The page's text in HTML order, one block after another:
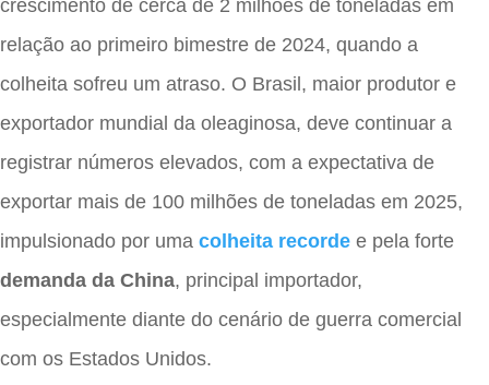
crescimento de cerca de 2 milhões de toneladas em
relação ao primeiro bimestre de 2024, quando a
colheita sofreu um atraso. O Brasil, maior produtor e
exportador mundial da oleaginosa, deve continuar a
registrar números elevados, com a expectativa de
exportar mais de 100 milhões de toneladas em 2025,
impulsionado por uma colheita recorde e pela forte
demanda da China, principal importador,
especialmente diante do cenário de guerra comercial
com os Estados Unidos.